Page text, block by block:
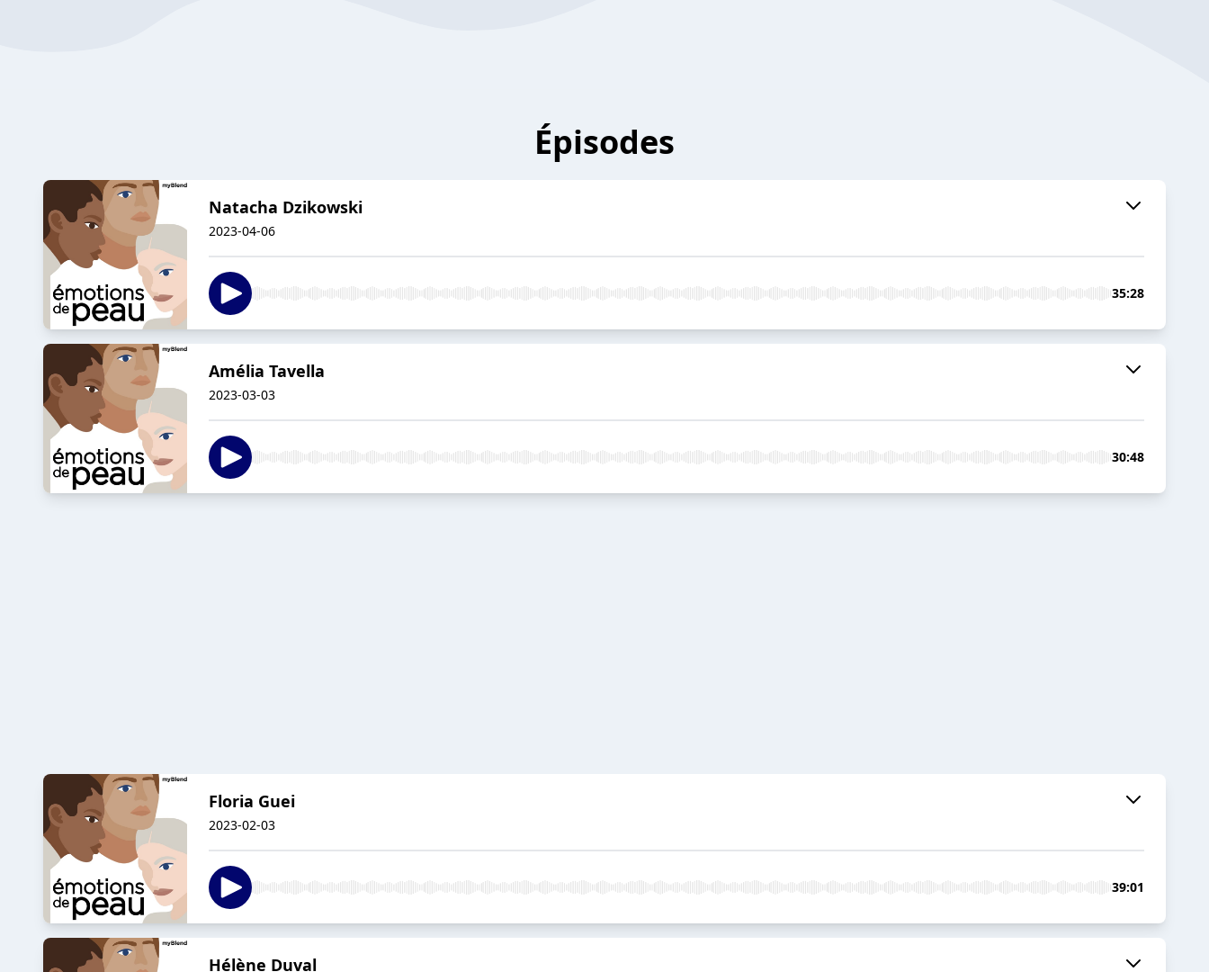
Épisodes
Natacha Dzikowski
2023-04-06
35:28
Amélia Tavella
2023-03-03
30:48
Floria Guei
2023-02-03
39:01
Hélène Duval